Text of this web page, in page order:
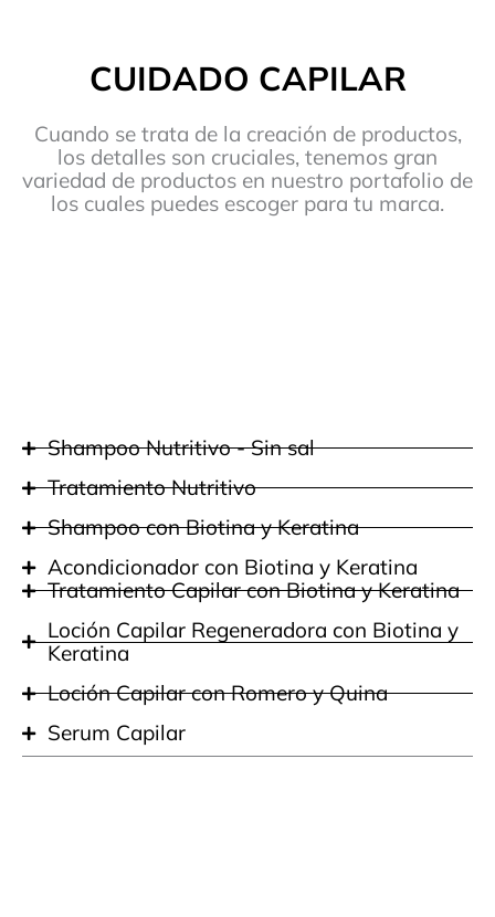
CUIDADO CAPILAR
Cuando se trata de la creación de productos,
los detalles son cruciales, tenemos gran
variedad de productos en nuestro portafolio de
los cuales puedes escoger para tu marca.
Shampoo Nutritivo - Sin sal
Tratamiento Nutritivo
Shampoo con Biotina y Keratina
Acondicionador con Biotina y Keratina
Tratamiento Capilar con Biotina y Keratina
Loción Capilar Regeneradora con Biotina y
Keratina
Loción Capilar con Romero y Quina
Serum Capilar